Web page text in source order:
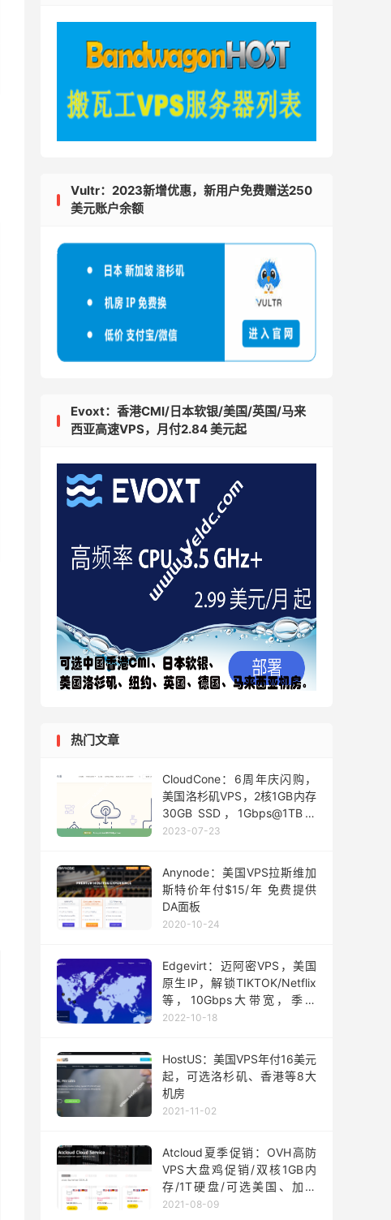
Vultr：2023新增优惠，新用户免费赠送250
美元账户余额
Evoxt：香港CMI/日本软银/美国/英国/马来
西亚高速VPS，月付2.84 美元起
热门文章
CloudCone：6周年庆闪购，
美国洛杉矶VPS，2核1GB内存
30GB SSD，1Gbps@1TB，
年付$21起
2023-07-23
Anynode：美国VPS拉斯维加
斯特价年付$15/年 免费提供
DA面板
2020-10-24
Edgevirt：迈阿密VPS，美国
原生IP，解锁TIKTOK/Netflix
等，10Gbps大带宽，季付
6.75美元起
2022-10-18
HostUS：美国VPS年付16美元
起，可选洛杉矶、香港等8大
机房
2021-11-02
Atcloud夏季促销：OVH高防
VPS大盘鸡促销/双核1GB内
存/1T硬盘/可选美国、加拿
大、法国等机房/$4.5/月起
2021-08-09